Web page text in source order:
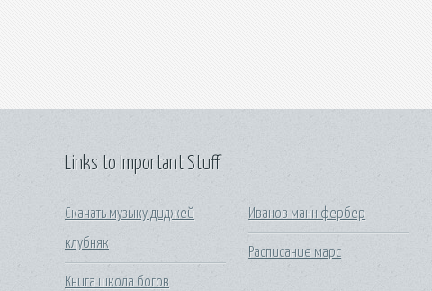
Links to Important Stuff
Скачать музыку диджей
клубняк
Книга школа богов
Иванов манн фербер
Расписание марс